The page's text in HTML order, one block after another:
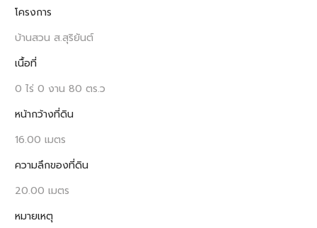
โครงการ
บ้านสวน ส.สุริยันต์
เนื้อที่
0 ไร่ 0 งาน 80 ตร.ว
หน้ากว้างที่ดิน
16.00 เมตร
ความลึกของที่ดิน
20.00 เมตร
หมายเหตุ